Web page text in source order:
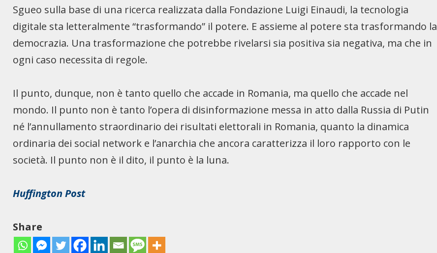
Sgueo sulla base di una ricerca realizzata dalla Fondazione Luigi Einaudi, la tecnologia
digitale sta letteralmente “trasformando” il potere. E assieme al potere sta trasformando la
democrazia. Una trasformazione che potrebbe rivelarsi sia positiva sia negativa, ma che in
ogni caso necessita di regole.
Il punto, dunque, non è tanto quello che accade in Romania, ma quello che accade nel
mondo. Il punto non è tanto l’opera di disinformazione messa in atto dalla Russia di Putin
né l’annullamento straordinario dei risultati elettorali in Romania, quanto la dinamica
ordinaria dei social network e l’anarchia che ancora caratterizza il loro rapporto con le
società. Il punto non è il dito, il punto è la luna.
Huffington Post
Share